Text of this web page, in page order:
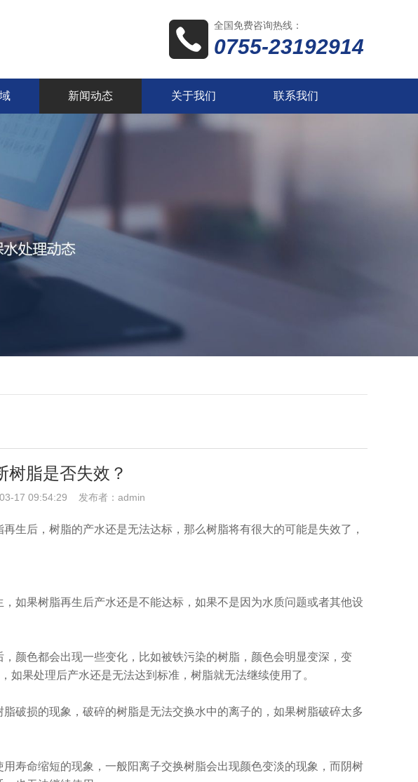
全国免费咨询热线：
0755-23192914
新闻动态 关于我们 联系我们
树脂是否失效？
17 09:54:29 发布者：admin
生后，树脂的产水还是无法达标，那么树脂将有很大的可能是失效了，
如果树脂再生后产水还是不能达标，如果不是因为水质问题或者其他设
，颜色都会出现一些变化，比如被铁污染的树脂，颜色会明显变深，变
如果处理后产水还是无法达到标准，树脂就无法继续使用了。
破损的现象，破碎的树脂是无法交换水中的离子的，如果树脂破碎太多
寿命缩短的现象，一般阳离子交换树脂会出现颜色变淡的现象，而阴树